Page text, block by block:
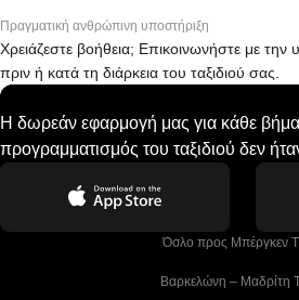
Πραγματική ανθρώπινη υποστήριξη
Χρειάζεστε βοήθεια; Επικοινωνήστε με
πριν ή κατά τη διάρκεια του ταξιδιού σας.
Η δωρεάν εφαρμογή μας για κάθε
προγραμματισμός του ταξιδιού δεν
Όσλο προς Μπέργκεν
Βαρκελώνη – Μαδρίτη